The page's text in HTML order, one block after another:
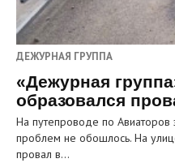
ДЕЖУРНАЯ ГРУППА
«Дежурная
образовался
На путепроводе по
проблем не обошлось. На
провал в…